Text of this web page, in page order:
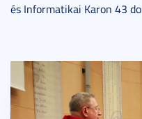
és Informatikai Karon 43